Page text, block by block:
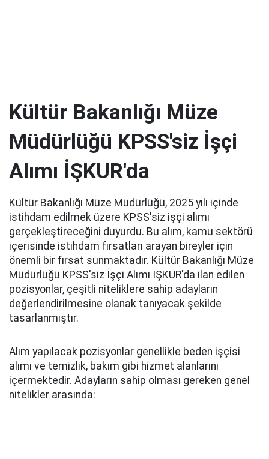
Kültür Bakanlığı Müze
Müdürlüğü KPSS'siz İşçi
Alımı İŞKUR'da
Kültür Bakanlığı Müze Müdürlüğü, 2025 yılı içinde
istihdam edilmek üzere KPSS'siz işçi alımı
gerçekleştireceğini duyurdu. Bu alım, kamu sektörü
içerisinde istihdam fırsatları arayan bireyler için
önemli bir fırsat sunmaktadır. Kültür Bakanlığı Müze
Müdürlüğü KPSS'siz İşçi Alımı İŞKUR'da ilan edilen
pozisyonlar, çeşitli niteliklere sahip adayların
değerlendirilmesine olanak tanıyacak şekilde
tasarlanmıştır.
Alım yapılacak pozisyonlar genellikle beden işçisi
alımı ve temizlik, bakım gibi hizmet alanlarını
içermektedir. Adayların sahip olması gereken genel
nitelikler arasında: